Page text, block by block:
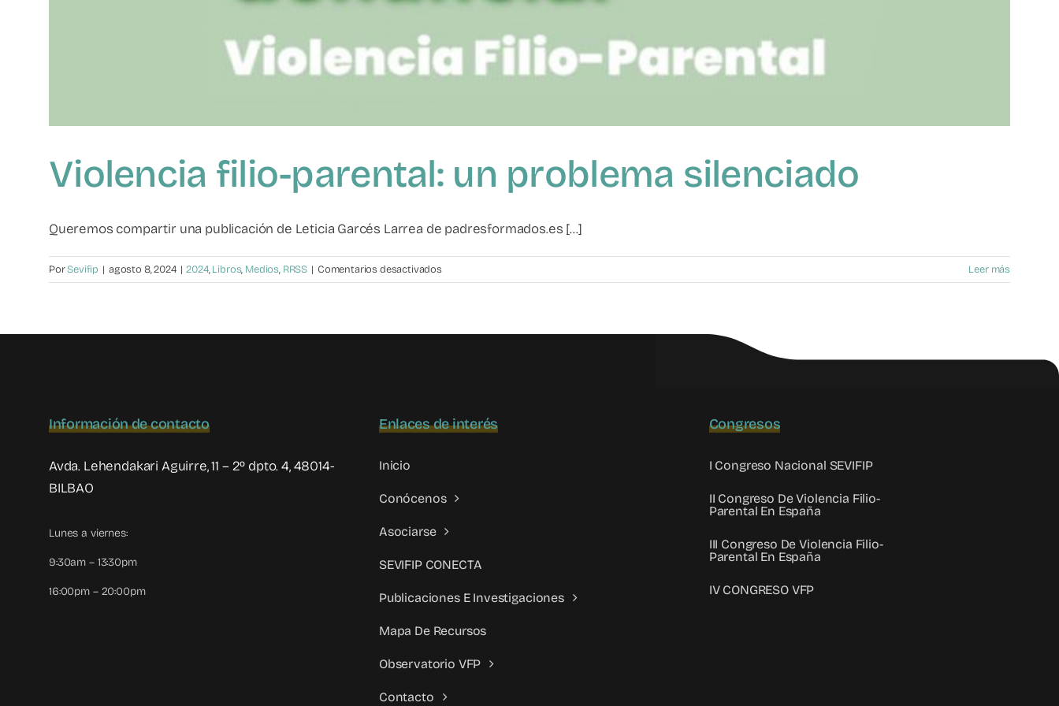
Violencia filio-parental: un problema silenciado
Queremos compartir una publicación de Leticia Garcés Larrea de padresformados.es [...]
PorSevifip | agosto 8, 2024 | 2024,Libros, Medios, RRSS | Comentarios desactivadosen
Violencia
un
Leer más
Información de contacto
Avda. Lehendakari Aguirre, 11 – 2º dpto. 4, 48014-
BILBAO
Lunes a viernes:
9:30am – 13:30pm
16:00pm – 20:00pm
Enlaces de interés
Inicio
Conócenos
Asociarse
SEVIFIP CONECTA
Publicaciones E Investigaciones
Mapa De Recursos
Observatorio VFP
Contacto
Congresos
I Congreso Nacional SEVIFIP
II Congreso De Violencia Filio-
Parental En España
III Congreso De Violencia Filio-
Parental En España
IV CONGRESO VFP